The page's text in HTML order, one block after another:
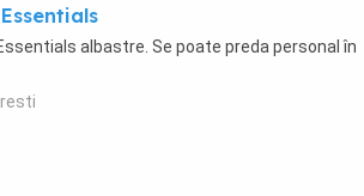
albastre. Se poate preda personal în